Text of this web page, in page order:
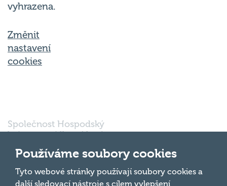
vyhrazena.
Změnit
nastavení
cookies
Společnost Hospodský
kvíz s.r.o., sídlem Nové
602 00 Brno, IČ:
03980138, DIČ:
CZ03980138 je vedena
Nahoru
Používáme soubory cookies
Tyto webové stránky používají soubory cookies a
další sledovací nástroje s cílem vylepšení